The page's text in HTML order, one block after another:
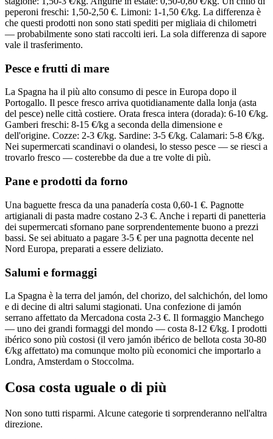
peperoni freschi: 1,50-2,50 €. Limoni: 1-1,50 €/kg. La differenza è
che questi prodotti non sono stati spediti per migliaia di chilometri
— probabilmente sono stati raccolti ieri. La sola differenza di sapore
vale il trasferimento.
Pesce e frutti di mare
La Spagna ha il più alto consumo di pesce in Europa dopo il
Portogallo. Il pesce fresco arriva quotidianamente dalla lonja (asta
del pesce) nelle città costiere. Orata fresca intera (dorada): 6-10 €/kg.
Gamberi freschi: 8-15 €/kg a seconda della dimensione e
dell'origine. Cozze: 2-3 €/kg. Sardine: 3-5 €/kg. Calamari: 5-8 €/kg.
Nei supermercati scandinavi o olandesi, lo stesso pesce — se riesci a
trovarlo fresco — costerebbe da due a tre volte di più.
Pane e prodotti da forno
Una baguette fresca da una panadería costa 0,60-1 €. Pagnotte
artigianali di pasta madre costano 2-3 €. Anche i reparti di panetteria
dei supermercati sfornano pane sorprendentemente buono a prezzi
bassi. Se sei abituato a pagare 3-5 € per una pagnotta decente nel
Nord Europa, preparati a essere deliziato.
Salumi e formaggi
La Spagna è la terra del jamón, del chorizo, del salchichón, del lomo
e di decine di altri salumi stagionati. Una confezione di jamón
serrano affettato da Mercadona costa 2-3 €. Il formaggio Manchego
— uno dei grandi formaggi del mondo — costa 8-12 €/kg. I prodotti
ibérico sono più costosi (il vero jamón ibérico de bellota costa 30-80
€/kg affettato) ma comunque molto più economici che importarlo a
Londra, Amsterdam o Stoccolma.
Cosa costa uguale o di più
Non sono tutti risparmi. Alcune categorie ti sorprenderanno nell'altra
direzione.